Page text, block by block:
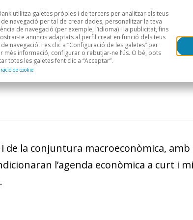
sectorial Àrees geogràfiques
utilitza galetes pròpies i de tercers per analitzar els teus
navegació per tal de crear dades, personalitzar la teva
de navegació (per exemple, l’idioma) i la publicitat, fins
te anuncis adaptats al perfil creat en funció dels teus
navegació. Fes clic a “Configuració de les galetes” per
més informació, configurar o rebutjar-ne l’ús. O bé, pots
totes les galetes fent clic a “Acceptar”.
de cookie
de la conjuntura macroeconòmica,
l’agenda econòmica a curt i